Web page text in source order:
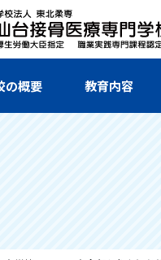
の概要 教育内容